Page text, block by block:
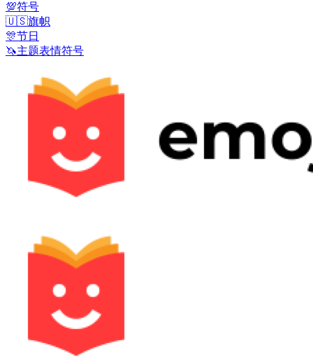
💯符号
🇺🇸旗帜
🎊节日
🦄主题表情符号